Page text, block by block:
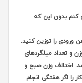
کنم بدون این که
را توزین کنید.
و تعداد میلگردهای
اختلاف وزن صبح و
را اگر هفتگی انجام